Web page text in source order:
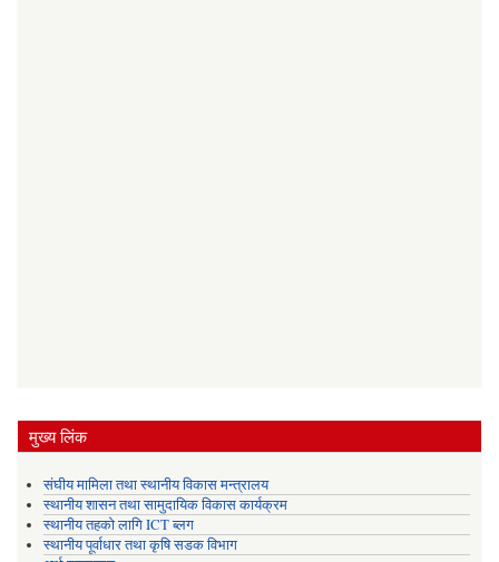
मुख्य लिंक
संघीय मामिला तथा स्थानीय विकास मन्त्रालय
स्थानीय शासन तथा सामुदायिक विकास कार्यक्रम
स्थानीय तहको लागि ICT ब्लग
स्थानीय पूर्वाधार तथा कृषि सडक विभाग